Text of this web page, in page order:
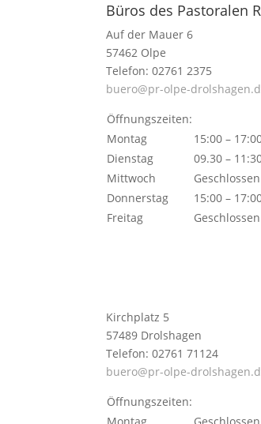
Büros des Pastoralen
Auf der Mauer 6
57462 Olpe
Telefon: 02761 2375
buero@pr-olpe-
Öffnungszeiten:
Montag
15:00 –
Dienstag
09.30 –
Mittwoch
Geschlossen
Donnerstag
15:00 –
Freitag
Geschlossen
Kirchplatz 5
57489 Drolshagen
Telefon: 02761 71124
buero@pr-olpe-
Öffnungszeiten: